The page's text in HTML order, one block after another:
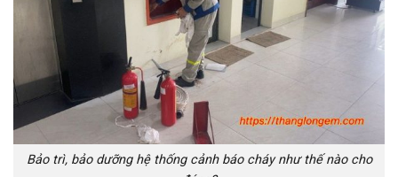
Bảo trì, bảo dưỡng hệ thống cảnh báo cháy như thế nào cho